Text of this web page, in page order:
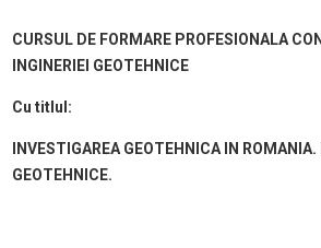
CURSUL DE FORMARE PROFESIONALA
INGINERIEI GEOTEHNICE
Cu titlul:
INVESTIGAREA GEOTEHNICA IN ROMANIA.
GEOTEHNICE.